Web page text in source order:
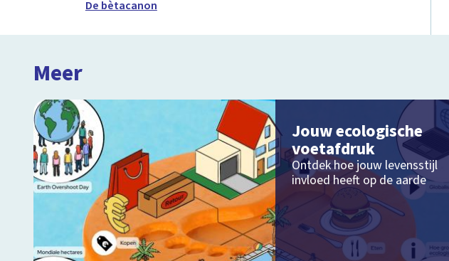
De bètacanon
Meer
Jouw ecologische
voetafdruk
Ontdek hoe jouw levensstijl
invloed heeft op de aarde